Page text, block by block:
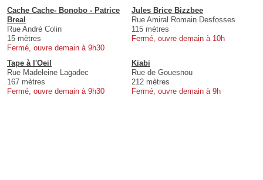
Cache Cache- Bonobo - Patrice
Breal
Rue André Colin
15 mètres
Fermé, ouvre demain à 9h30
Jules Brice Bizzbee
Rue Amiral Romain Desfosses
115 mètres
Fermé, ouvre demain à 10h
Tape à l'Oeil
Rue Madeleine Lagadec
167 mètres
Fermé, ouvre demain à 9h30
Kiabi
Rue de Gouesnou
212 mètres
Fermé, ouvre demain à 9h